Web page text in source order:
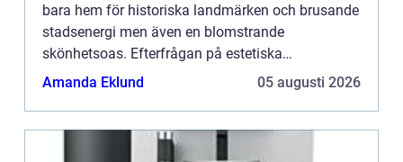
bara hem för historiska landmärken och brusande
stadsenergi men även en blomstrande
skönhetsoas. Efterfrågan på estetiska
behandlingar som fillers fortsätter &o...
Amanda Eklund 05 augusti 2026